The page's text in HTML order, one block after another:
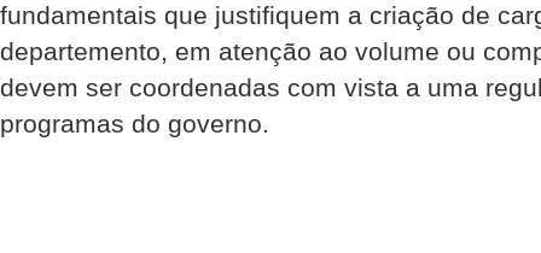
fundamentais que justifiquem a criação de
departemento, em atenção ao volume ou
devem ser coordenadas com vista a uma
programas do governo.